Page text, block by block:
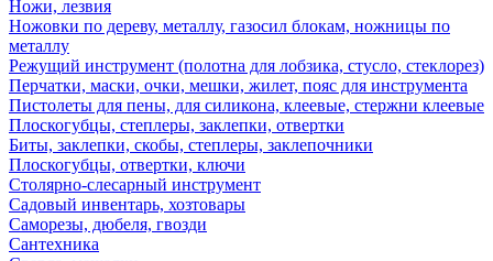
Ножи, лезвия
Ножовки по дереву, металлу, газосил блокам, ножницы по
металлу
Режущий инструмент (полотна для лобзика, стусло, стеклорез)
Перчатки, маски, очки, мешки, жилет, пояс для инструмента
Пистолеты для пены, для силикона, клеевые, стержни клеевые
Плоскогубцы, степлеры, заклепки, отвертки
Биты, заклепки, скобы, степлеры, заклепочники
Плоскогубцы, отвертки, ключи
Столярно-слесарный инструмент
Садовый инвентарь, хозтовары
Саморезы, дюбеля, гвозди
Сантехника